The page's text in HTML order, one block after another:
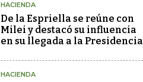
HACIENDA
De la Espriella se reúne con
Milei y destacó su influencia
en su llegada a la Presidencia
HACIENDA